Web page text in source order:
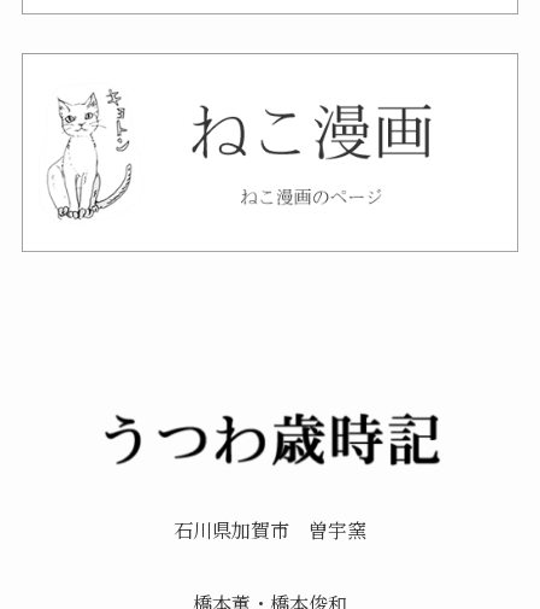
石川県加賀市 曽宇窯
橋本薫・橋本俊和